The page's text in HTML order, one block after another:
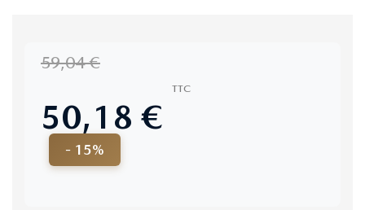
59,04 €
50,18 €
- 15%
TTC